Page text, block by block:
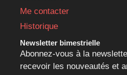
Me contacter
Historique
Newsletter bimestrielle
Abonnez-vous à la
recevoir les nouveautés et